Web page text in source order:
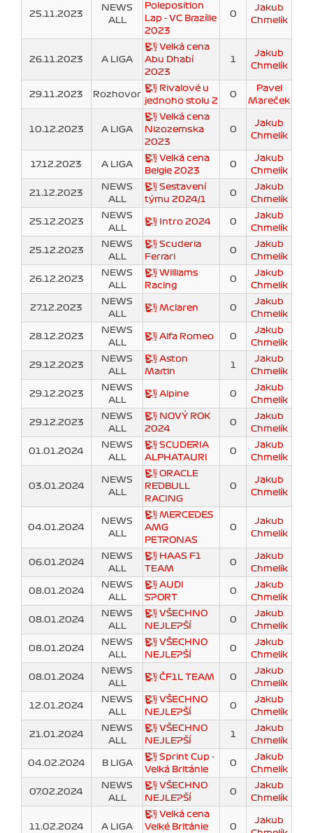
25.11.2023
NEWS
ALL
Poleposition
Lap - VC Brazílie
2023
0
Jakub
Chmelík
26.11.2023 A LIGA
Velká cena
Abu Dhabí
2023
1
Jakub
Chmelík
29.11.2023 Rozhovor
Rivalové u
jednoho stolu 2
0
Pavel
Mareček
10.12.2023 A LIGA
Velká cena
Nizozemska
2023
0
Jakub
Chmelík
17.12.2023 A LIGA
Velká cena
Belgie 2023
0
Jakub
Chmelík
21.12.2023
NEWS
ALL
Sestavení
týmu 2024/1
0
Jakub
Chmelík
25.12.2023
NEWS
ALL
Intro 2024 0
Jakub
Chmelík
25.12.2023
NEWS
ALL
Scuderia
Ferrari
0
Jakub
Chmelík
26.12.2023
NEWS
ALL
Williams
Racing
0
Jakub
Chmelík
27.12.2023
NEWS
ALL
Mclaren 0
Jakub
Chmelík
28.12.2023
NEWS
ALL
Alfa Romeo 0
Jakub
Chmelík
29.12.2023
NEWS
ALL
Aston
Martin
1
Jakub
Chmelík
29.12.2023
NEWS
ALL
Alpine 0
Jakub
Chmelík
29.12.2023
NEWS
ALL
NOVÝ ROK
2024
0
Jakub
Chmelík
01.01.2024
NEWS
ALL
SCUDERIA
ALPHATAURI
0
Jakub
Chmelík
03.01.2024
NEWS
ALL
ORACLE
REDBULL
RACING
0
Jakub
Chmelík
04.01.2024
NEWS
ALL
MERCEDES
AMG
PETRONAS
0
Jakub
Chmelík
06.01.2024
NEWS
ALL
HAAS F1
TEAM
0
Jakub
Chmelík
08.01.2024
NEWS
ALL
AUDI
SPORT
0
Jakub
Chmelík
08.01.2024
NEWS
ALL
VŠECHNO
NEJLEPŠÍ
0
Jakub
Chmelík
08.01.2024
NEWS
ALL
VŠECHNO
NEJLEPŠÍ
0
Jakub
Chmelík
08.01.2024
NEWS
ALL
ČF1L TEAM 0
Jakub
Chmelík
12.01.2024
NEWS
ALL
VŠECHNO
NEJLEPŠÍ
0
Jakub
Chmelík
21.01.2024
NEWS
ALL
VŠECHNO
NEJLEPŠÍ
1
Jakub
Chmelík
04.02.2024 B LIGA
Sprint Cup -
Velká Británie
0
Jakub
Chmelík
07.02.2024
NEWS
ALL
VŠECHNO
NEJLEPŠÍ
0
Jakub
Chmelík
11.02.2024 A LIGA
Velká cena
Velké Británie
0
Jakub